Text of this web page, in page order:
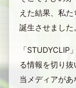
えた結果、私
誕生させました。
「STUDYCLIP
る情報を切り抜
当メディアが